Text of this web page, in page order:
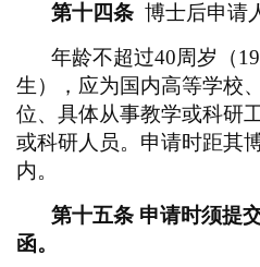
第十四条 博士后申请
年龄不超过40周岁（
生），应为国内高等学校
位、具体从事教学或科研
或科研人员。申请时距其
内。
第十五条 申请时须提
函。